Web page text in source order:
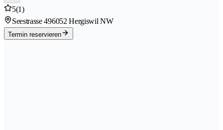
5(1)
Seestrasse 496052 Hergiswil NW
Termin reservieren